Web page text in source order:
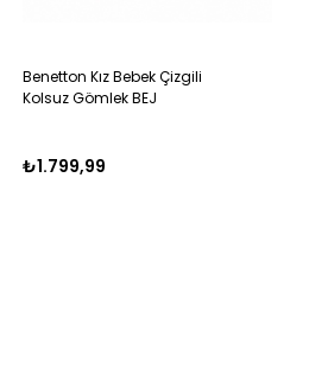
Benetton Kız Bebek Çizgili
Kolsuz Gömlek BEJ
₺1.799,99